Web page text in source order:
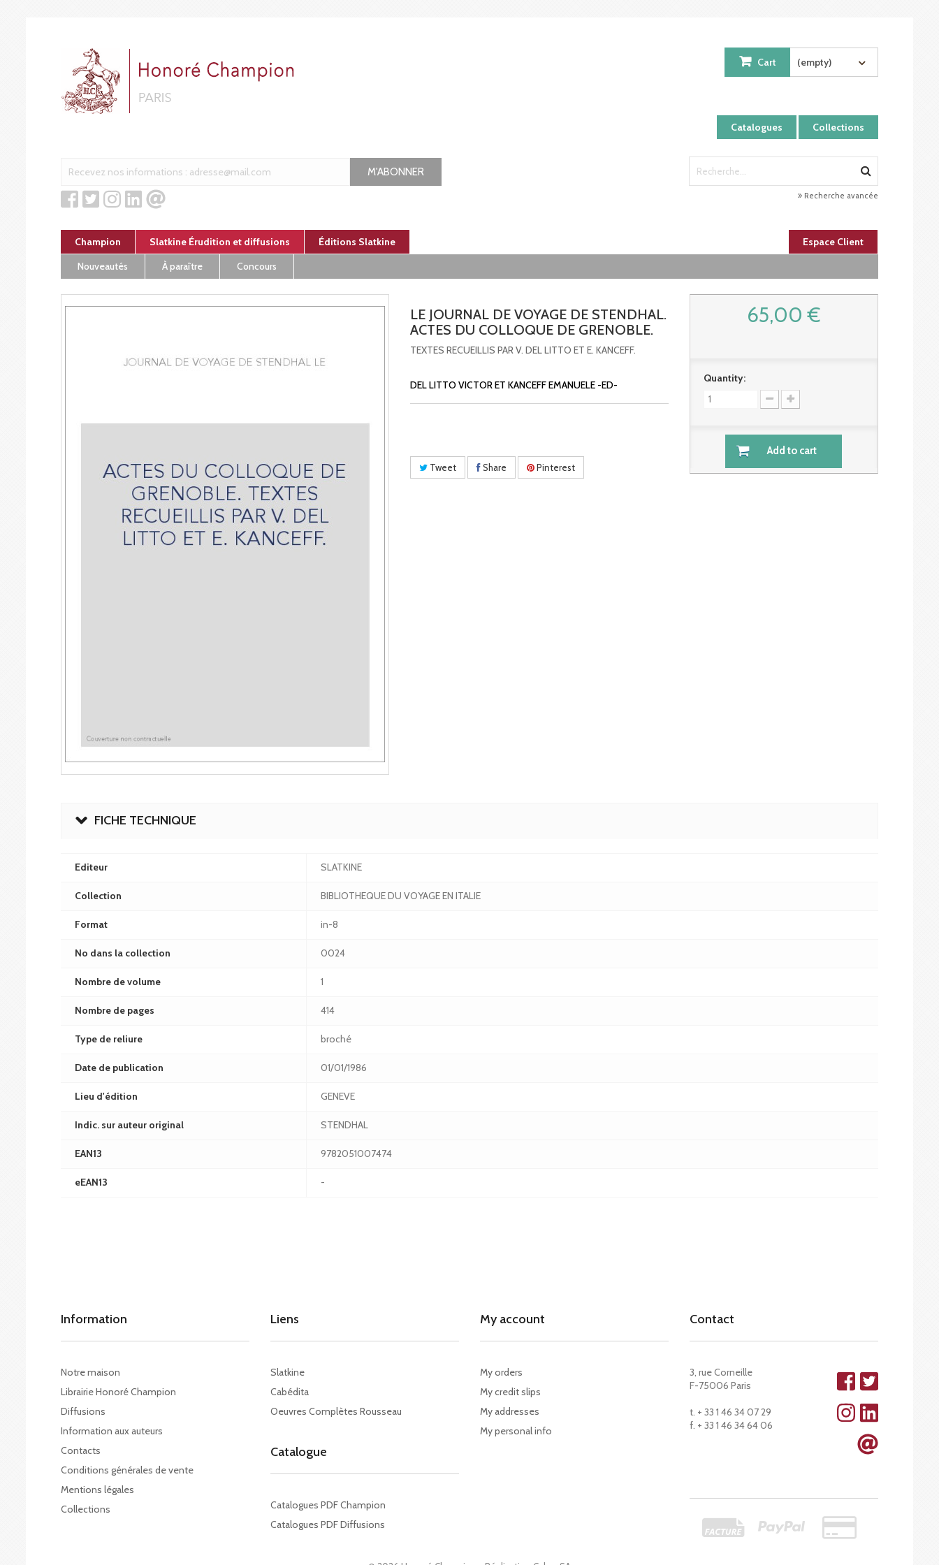
Catalogues Collections
Cart (empty)
M'ABONNER
Recherche avancée
Champion Slatkine Érudition et diffusions Éditions Slatkine
Espace Client
Nouveautés
À paraître Concours
LE JOURNAL DE VOYAGE DE STENDHAL.
ACTES DU COLLOQUE DE GRENOBLE.
TEXTES RECUEILLIS PAR V. DEL LITTO ET E. KANCEFF.
DEL LITTO VICTOR ET KANCEFF EMANUELE -ED-
Tweet Share Pinterest
65,00 €
Quantity:
Add to cart
FICHE TECHNIQUE
Editeur SLATKINE
Collection BIBLIOTHEQUE DU VOYAGE EN ITALIE
Format in-8
No dans la collection 0024
Nombre de volume 1
Nombre de pages 414
Type de reliure broché
Date de publication 01/01/1986
Lieu d'édition GENEVE
Indic. sur auteur original STENDHAL
EAN13 9782051007474
eEAN13 -
Information
Notre maison
Librairie Honoré Champion
Diffusions
Information aux auteurs
Contacts
Conditions générales de vente
Mentions légales
Collections
Liens
Slatkine
Cabédita
Oeuvres Complètes Rousseau
Catalogue
Catalogues PDF Champion
Catalogues PDF Diffusions
My account
My orders
My credit slips
My addresses
My personal info
Contact
3, rue Corneille
F-75006 Paris
t. + 33 1 46 34 07 29
f. + 33 1 46 34 64 06